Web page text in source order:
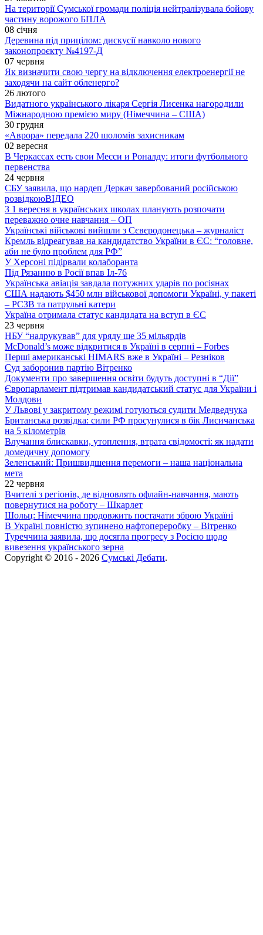
На території Сумської громади поліція нейтралізувала бойову
частину ворожого БПЛА
08 січня
Деревина під прицілом: дискусії навколо нового
законопроєкту №4197-Д
07 червня
Як визначити свою чергу на відключення електроенергії не
заходячи на сайт обленерго?
26 лютого
Видатного українського лікаря Сергія Лисенка нагородили
Міжнародною премією миру (Німеччина – США)
30 грудня
«Аврора» передала 220 шоломів захисникам
02 вересня
В Черкассах есть свои Месси и Роналду: итоги футбольного
первенства
24 червня
СБУ заявила, що нардеп Деркач завербований російською
розвідкоюВІДЕО
З 1 вересня в українських школах планують розпочати
переважно очне навчання – ОП
Українські військові вийшли з Сєвєродонецька – журналіст
Кремль відреагував на кандидатство України в ЄС: “головне,
аби не було проблем для РФ”
У Херсоні підірвали колаборанта
Під Рязанню в Росії впав Іл-76
Українська авіація завдала потужних ударів по росіянах
США надають $450 млн військової допомоги Україні, у пакеті
– РСЗВ та патрульні катери
Україна отримала статус кандидата на вступ в ЄС
23 червня
НБУ “надрукував” для уряду ще 35 мільярдів
McDonald’s може відкритися в Україні в серпні – Forbes
Перші американські HIMARS вже в Україні – Резніков
Суд заборонив партію Вітренко
Документи про завершення освіти будуть доступні в “Дії”
Європарламент підтримав кандидатський статус для України і
Молдови
У Львові у закритому режимі готуються судити Медведчука
Британська розвідка: сили РФ просунулися в бік Лисичанська
на 5 кілометрів
Влучання блискавки, утоплення, втрата свідомості: як надати
домедичну допомогу
Зеленський: Пришвидшення перемоги – наша національна
мета
22 червня
Вчителі з регіонів, де відновлять офлайн-навчання, мають
повернутися на роботу – Шкарлет
Шольц: Німеччина продовжить постачати зброю Україні
В Україні повністю зупинено нафтопереробку – Вітренко
Туреччина заявила, що досягла прогресу з Росією щодо
вивезення українського зерна
Copyright © 2016 - 2026 Сумські Дебати.